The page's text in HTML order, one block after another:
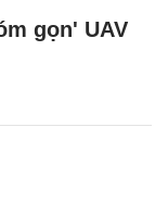
gọn' UAV